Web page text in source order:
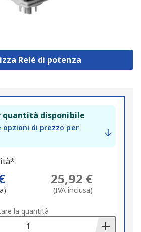
Relè di potenza
quantità disponibile
opzioni di prezzo per
25,92 €
(IVA inclusa)
la quantità